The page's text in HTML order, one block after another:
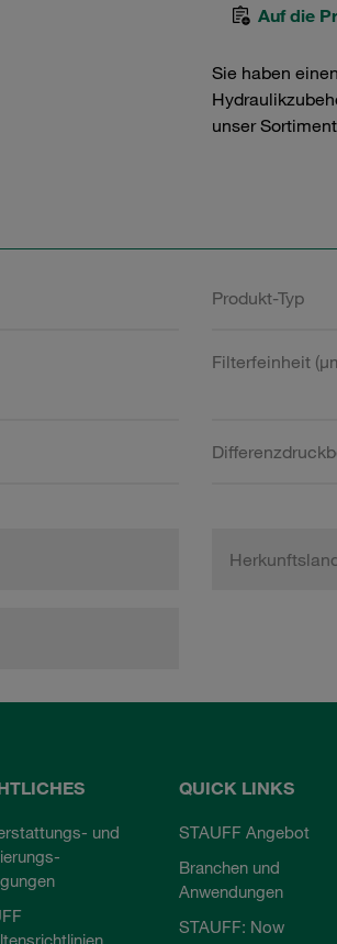
Auf die
Sie haben
unser
Produkt-Typ
Filterfeinheit
und
QUICK LINKS
STAUFF Angebot
Branchen und
Anwendungen
STAUFF: Now